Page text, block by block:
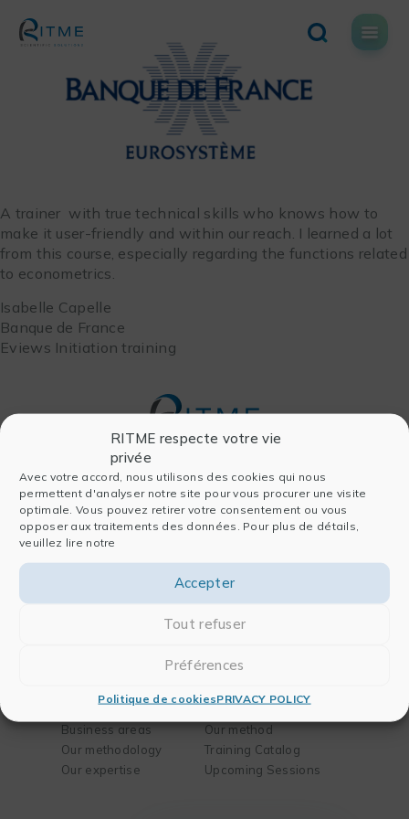
RITME respecte votre vie
privée
Avec votre accord, nous utilisons des cookies qui nous
permettent d'analyser notre site pour vous procurer une visite
optimale. Vous pouvez retirer votre consentement ou vous
opposer aux traitements des données. Pour plus de détails,
veuillez lire notre
Accepter
Tout refuser
Préférences
Politique de cookiesPRIVACY POLICY
content
A trainer with true technical skills who knows how to
make it user-friendly and within our reach. I learned a lot
from this course, especially regarding the functions related
to econometrics.
Isabelle Capelle
Banque de France
Eviews Initiation training
Entreprise
Who we are
History
Software
For data analysis
biology
Your needs
Business areas
Our methodology
Our expertise
Training
Our mission
Our method
Training Catalog
Upcoming Sessions